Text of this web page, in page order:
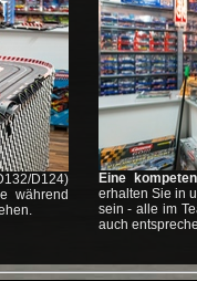
D124)
während
Eine
erhalten Sie in
sein - alle im
auch